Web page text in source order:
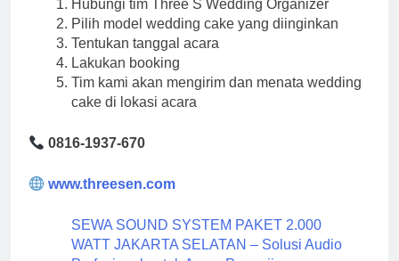
Hubungi tim Three S Wedding Organizer
Pilih model wedding cake yang diinginkan
Tentukan tanggal acara
Lakukan booking
Tim kami akan mengirim dan menata wedding
cake di lokasi acara
0816-1937-670
www.threesen.com
SEWA SOUND SYSTEM PAKET 2.000
WATT JAKARTA SELATAN – Solusi Audio